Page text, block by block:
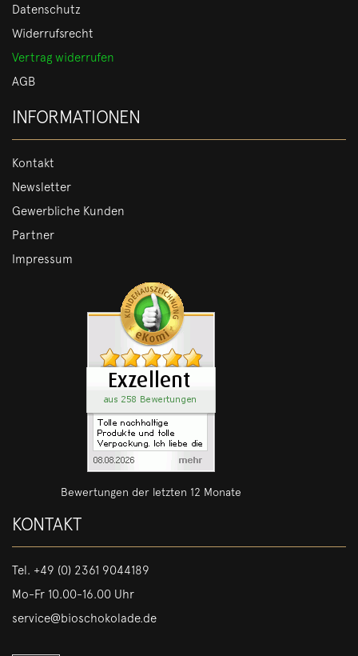
Datenschutz
Widerrufsrecht
Vertrag widerrufen
AGB
INFORMATIONEN
Kontakt
Newsletter
Gewerbliche Kunden
Partner
Impressum
Bewertungen der letzten 12 Monate
KONTAKT
Tel. +49 (0) 2361 9044189
Mo-Fr 10.00-16.00 Uhr
service@bioschokolade.de